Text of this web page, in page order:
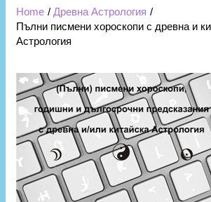
Home
Древна Астрология
Пълни писмени хороскопи с древна и
Астрология